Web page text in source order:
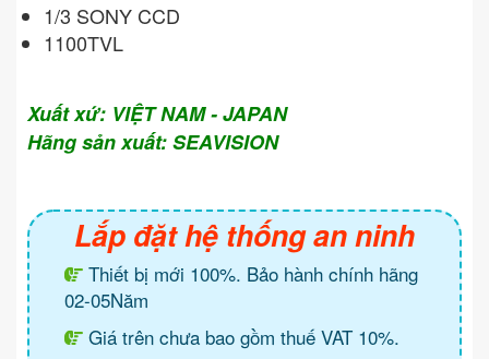
1/3 SONY CCD
1100TVL
Xuất xứ: VIỆT NAM - JAPAN
Hãng sản xuất: SEAVISION
Lắp đặt hệ thống an ninh
Thiết bị mới 100%. Bảo hành chính hãng
02-05Năm
Giá trên chưa bao gồm thuế VAT 10%.